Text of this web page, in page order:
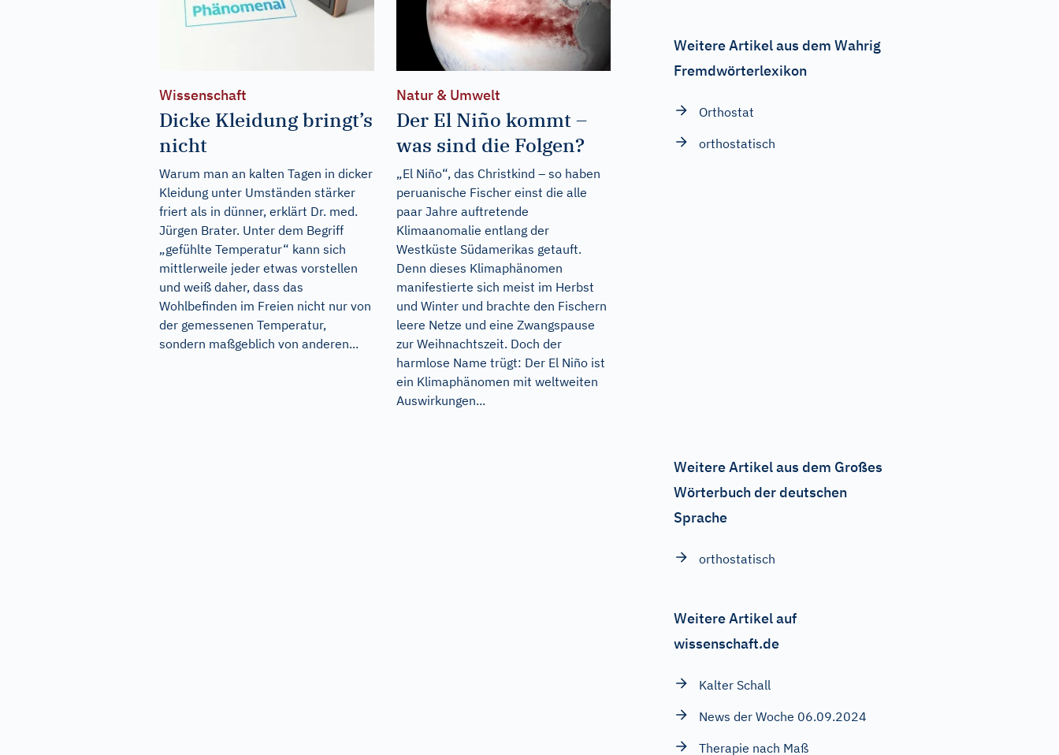
Wissenschaft
Dicke Kleidung bringt’s
nicht
Warum man an kalten Tagen in dicker
Kleidung unter Umständen stärker
friert als in dünner, erklärt Dr. med.
Jürgen Brater. Unter dem Begriff
„gefühlte Temperatur“ kann sich
mittlerweile jeder etwas vorstellen
und weiß daher, dass das
Wohlbefinden im Freien nicht nur von
der gemessenen Temperatur,
sondern maßgeblich von anderen...
Natur & Umwelt
Der El Niño kommt –
was sind die Folgen?
„El Niño“, das Christkind – so haben
peruanische Fischer einst die alle
paar Jahre auftretende
Klimaanomalie entlang der
Westküste Südamerikas getauft.
Denn dieses Klimaphänomen
manifestierte sich meist im Herbst
und Winter und brachte den Fischern
leere Netze und eine Zwangspause
zur Weihnachtszeit. Doch der
harmlose Name trügt: Der El Niño ist
ein Klimaphänomen mit weltweiten
Auswirkungen...
Weitere Artikel aus dem Wahrig
Fremdwörterlexikon
Orthostat
orthostatisch
Weitere Artikel aus dem Großes
Wörterbuch der deutschen
Sprache
orthostatisch
Weitere Artikel auf
wissenschaft.de
Kalter Schall
News der Woche 06.09.2024
Therapie nach Maß